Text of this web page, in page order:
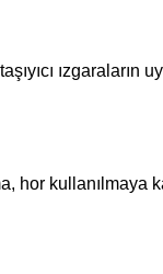
ızgaraların
hor kullanılmaya